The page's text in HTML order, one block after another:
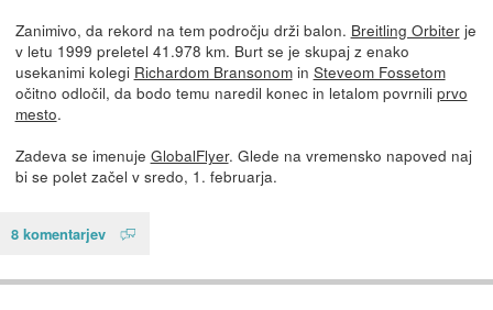
Zanimivo, da rekord na tem področju drži balon. Breitling Orbiterje
v letu 1999 preletel 41.978 km. Burt se je skupaj z enako
usekanimi kolegi Richardom Bransonomin Steveom Fossetom
očitno odločil, da bodo temu naredil konec in letalom povrnili prvo
mesto.
Zadeva se imenuje GlobalFlyer. Glede na vremensko napoved naj
bi se polet začel v sredo, 1. februarja.
8 komentarjev